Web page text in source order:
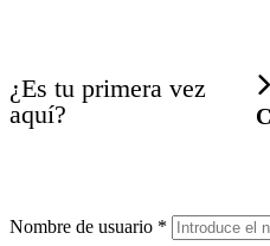
¿Es tu primera vez
aquí?
Nombre de usuario *